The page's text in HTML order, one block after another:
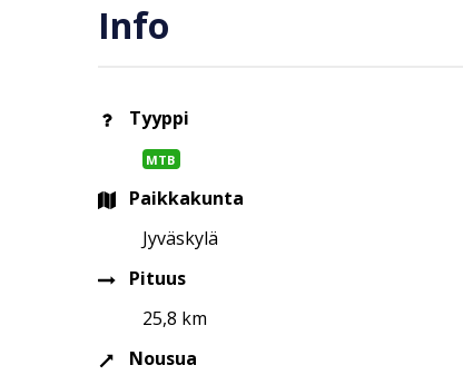
Info
Tyyppi
MTB
Paikkakunta
Jyväskylä
Pituus
25,8 km
Nousua